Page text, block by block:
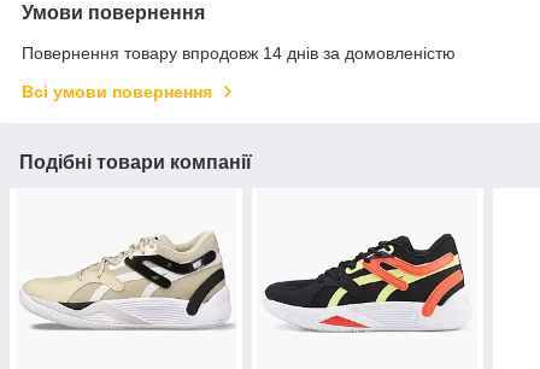
Умови повернення
Повернення товару впродовж 14 днів за домовленістю
Всі умови повернення
Подібні товари компанії